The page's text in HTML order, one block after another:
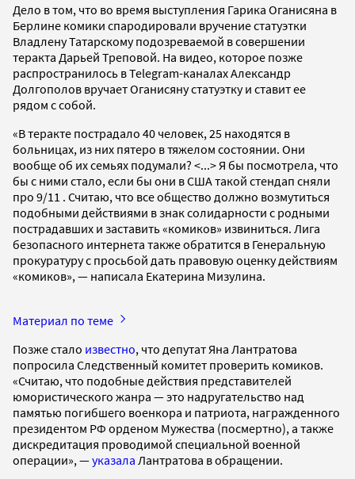
Дело в том, что во время выступления Гарика Оганисяна в
Берлине комики спародировали вручение статуэтки
Владлену Татарскому подозреваемой в совершении
теракта Дарьей Треповой. На видео, которое позже
распространилось в Telegram-каналах Александр
Долгополов вручает Оганисяну статуэтку и ставит ее
рядом с собой.
«В теракте пострадало 40 человек, 25 находятся в
больницах, из них пятеро в тяжелом состоянии. Они
вообще об их семьях подумали? <...> Я бы посмотрела, что
бы с ними стало, если бы они в США такой стендап сняли
про 9/11 . Считаю, что все общество должно возмутиться
подобными действиями в знак солидарности с родными
пострадавших и заставить «комиков» извиниться. Лига
безопасного интернета также обратится в Генеральную
прокуратуру с просьбой дать правовую оценку действиям
«комиков», — написала Екатерина Мизулина.
Материал по теме
Позже стало известно, что депутат Яна Лантратова
попросила Следственный комитет проверить комиков.
«Считаю, что подобные действия представителей
юмористического жанра — это надругательство над
памятью погибшего военкора и патриота, награжденного
президентом РФ орденом Мужества (посмертно), а также
дискредитация проводимой специальной военной
операции», —указала Лантратова в обращении.